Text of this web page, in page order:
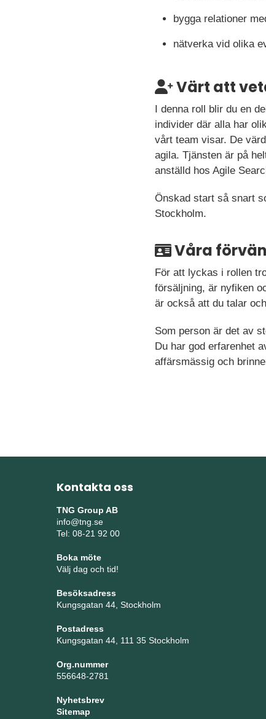
bygga relationer
nätverka vid olika
Värt att
I denna roll blir du en
individer där alla har
vårt team visar. De
agila. Tjänsten är på
anställd hos Agile
Önskad start så snart
Stockholm.
Våra
För att lyckas i rollen
försäljning, är nyfiken
är också att du talar
Som person är det av
Du har god erfarenhet
affärsmässig och
Kontakta oss
TNG Group AB
info@tng.se
Tel: 08-21 92 00
Boka möte
Välj dag och tid!
Besöksadress
Kungsgatan 44, Stockholm
Postadress
Kungsgatan 44, 111 35 Stockholm
Org.nummer
556648-2781
Nyhetsbrev
Sitemap